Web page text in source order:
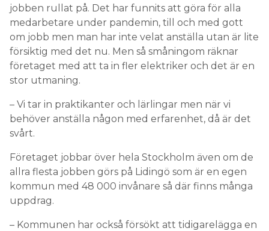
jobben rullat på. Det har funnits att göra för alla
medarbetare under pandemin, till och med gott
om jobb men man har inte velat anställa utan är lite
försiktig med det nu. Men så småningom räknar
företaget med att ta in fler elektriker och det är en
stor utmaning.
– Vi tar in praktikanter och lärlingar men när vi
behöver anställa någon med erfarenhet, då är det
svårt.
Företaget jobbar över hela Stockholm även om de
allra flesta jobben görs på Lidingö som är en egen
kommun med 48 000 invånare så där finns många
uppdrag.
– Kommunen har också försökt att tidigarelägga en